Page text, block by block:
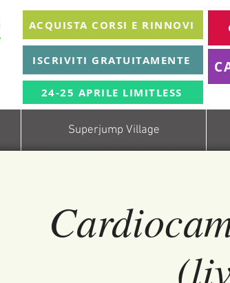
Superjump Village
ACQUISTA CORSI E RINNOVI
ISCRIVITI GRATUITAMENTE
24-25 APRILE LIMITLESS